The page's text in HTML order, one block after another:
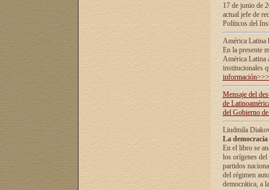
17 de junio de
actual jefe de
Políticos del
América Latina
En la presente
América Latina
institucionales
información>>>
Mensaje del
de
del Gobierno
Liudmila
La
En el libro se
los orígenes
partidos
del régimen
democrática, а